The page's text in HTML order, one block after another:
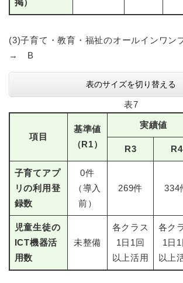
掲）
(3)子育て・教育・福祉のオールインワ
→ B
表のサイズを切り替える
表7
項目
基準値
（R1）
実績値
R3 R4
子育てアプ
リの利用登
録数
0件
（導入
前）
269件 334
児童生徒の
ICT機器活
用数
未整備
各クラス
1日1回
以上活用
各ク
1日1
以上